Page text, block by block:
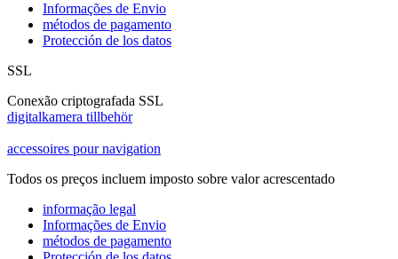
Informações de Envio
métodos de pagamento
Protección de los datos
SSL
Conexão criptografada SSL
digitalkamera tillbehör
accessoires pour navigation
Todos os preços incluem imposto sobre valor acrescentado
informação legal
Informações de Envio
métodos de pagamento